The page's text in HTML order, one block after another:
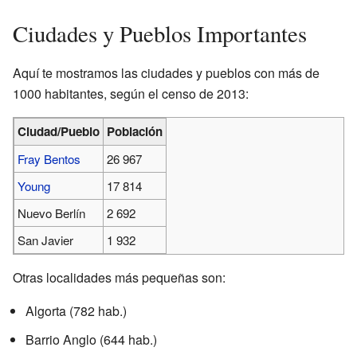
Ciudades y Pueblos Importantes
Aquí te mostramos las ciudades y pueblos con más de
1000 habitantes, según el censo de 2013:
Ciudad/Pueblo Población
Fray Bentos
26 967
Young
17 814
Nuevo Berlín
2 692
San Javier
1 932
Otras localidades más pequeñas son:
Algorta (782 hab.)
Barrio Anglo (644 hab.)